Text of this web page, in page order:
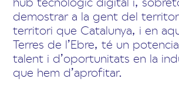
demostrar a la gent del
territori que Catalunya, i en
Terres de l’Ebre, té un
talent i d’oportunitats en la
que hem d’aprofitar.